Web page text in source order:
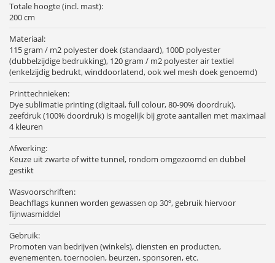
Totale hoogte (incl. mast):
200 cm
Materiaal:
115 gram / m2 polyester doek (standaard), 100D polyester
(dubbelzijdige bedrukking), 120 gram / m2 polyester air textiel
(enkelzijdig bedrukt, winddoorlatend, ook wel mesh doek genoemd)
Printtechnieken:
Dye sublimatie printing (digitaal, full colour, 80-90% doordruk),
zeefdruk (100% doordruk) is mogelijk bij grote aantallen met maximaal
4 kleuren
Afwerking:
Keuze uit zwarte of witte tunnel, rondom omgezoomd en dubbel
gestikt
Wasvoorschriften:
Beachflags kunnen worden gewassen op 30º, gebruik hiervoor
fijnwasmiddel
Gebruik:
Promoten van bedrijven (winkels), diensten en producten,
evenementen, toernooien, beurzen, sponsoren, etc.